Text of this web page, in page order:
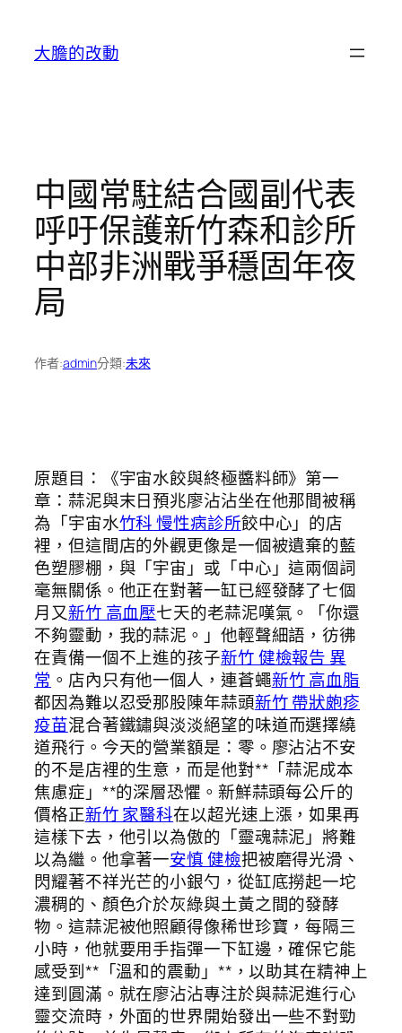
大膽的改動
中國常駐結合國副代表
呼吁保護新竹森和診所
中部非洲戰爭穩固年夜
局
作者:admin分類:未來
原題目：《宇宙水餃與終極醬料師》第一
章：蒜泥與末日預兆廖沾沾坐在他那間被稱
為「宇宙水竹科 慢性病診所餃中心」的店
裡，但這間店的外觀更像是一個被遺棄的藍
色塑膠棚，與「宇宙」或「中心」這兩個詞
毫無關係。他正在對著一缸已經發酵了七個
月又新竹 高血壓七天的老蒜泥嘆氣。「你還
不夠靈動，我的蒜泥。」他輕聲細語，彷彿
在責備一個不上進的孩子新竹 健檢報告 異
常 。店內只有他一個人，連蒼蠅新竹 高血脂
都因為難以忍受那股陳年蒜頭新竹 帶狀皰疹
疫苗混合著鐵鏽與淡淡絕望的味道而選擇繞
道飛行。今天的營業額是：零。廖沾沾不安
的不是店裡的生意，而是他對**「蒜泥成本
焦慮症」**的深層恐懼。新鮮蒜頭每公斤的
價格正新竹 家醫科在以超光速上漲，如果再
這樣下去，他引以為傲的「靈魂蒜泥」將難
以為繼。他拿著一安慎 健檢把被磨得光滑、
閃耀著不祥光芒的小銀勺，從缸底撈起一坨
濃稠的、顏色介於灰綠與土黃之間的發酵
物。這蒜泥被他照顧得像稀世珍寶，每隔三
小時，他就要用手指彈一下缸邊，確保它能
感受到**「溫和的震動」**，以助其在精神上
達到圓滿。就在廖沾沾專注於與蒜泥進行心
靈交流時，外面的世界開始發出一些不對勁